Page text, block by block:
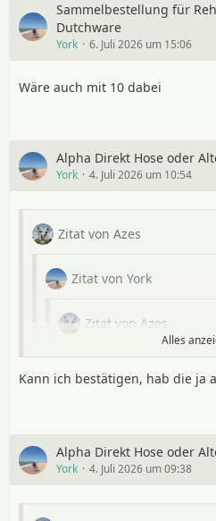
Sammelbestellung für
Dutchware
York 6. Juli 2026 um 15:06
Wäre auch mit 10 dabei
Alpha Direkt Hose oder
York 4. Juli 2026 um 10:54
Zitat von Azes
Zitat von York
Zitat von Azes
Ich habe die
121g.
Preis war ~ 39.-€ falls das
Grüße Azes
Alles
Kann ich bestätigen, hab die ja
Alpha Direkt Hose oder
York 4. Juli 2026 um 09:38